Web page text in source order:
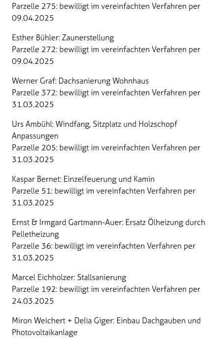
Parzelle 275: bewilligt im vereinfachten Verfahren per
09.04.2025
Esther Bühler: Zaunerstellung
Parzelle 272: bewilligt im vereinfachten Verfahren per
09.04.2025
Werner Graf: Dachsanierung Wohnhaus
Parzelle 372: bewilligt im vereinfachten Verfahren per
31.03.2025
Urs Ambühl: Windfang, Sitzplatz und Holzschopf
Anpassungen
Parzelle 205: bewilligt im vereinfachten Verfahren per
31.03.2025
Kaspar Bernet: Einzelfeuerung und Kamin
Parzelle 51: bewilligt im vereinfachten Verfahren per
31.03.2025
Ernst & Irmgard Gartmann-Auer: Ersatz Ölheizung durch
Pelletheizung
Parzelle 36: bewilligt im vereinfachten Verfahren per
31.03.2025
Marcel Eichholzer: Stallsanierung
Parzelle 192: bewilligt im vereinfachten Verfahren per
24.03.2025
Miron Weichert + Delia Giger: Einbau Dachgauben und
Photovoltaikanlage